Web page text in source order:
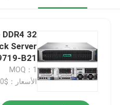
Server
B21
MOQ：1
الأسعار：$1990-4190 pcs Negotiable